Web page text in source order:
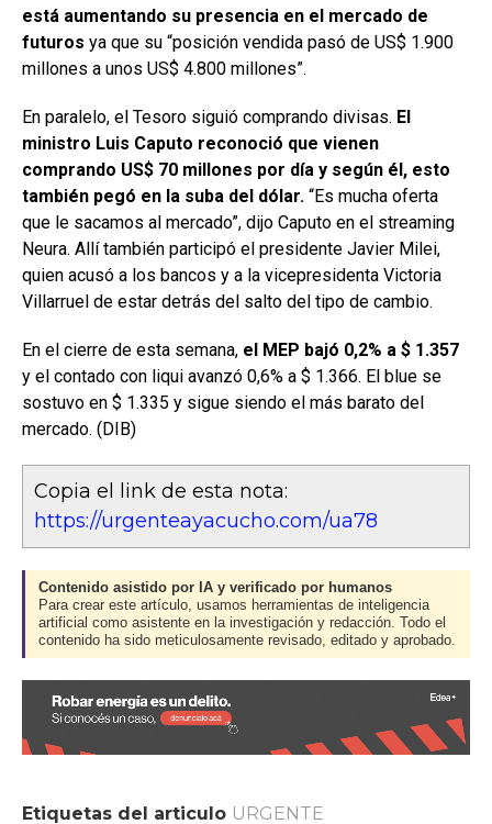
está aumentando su presencia en el mercado de
futuros ya que su “posición vendida pasó de US$ 1.900
millones a unos US$ 4.800 millones”.
En paralelo, el Tesoro siguió comprando divisas. El
ministro Luis Caputo reconoció que vienen
comprando US$ 70 millones por día y según él, esto
también pegó en la suba del dólar. “Es mucha oferta
que le sacamos al mercado”, dijo Caputo en el streaming
Neura. Allí también participó el presidente Javier Milei,
quien acusó a los bancos y a la vicepresidenta Victoria
Villarruel de estar detrás del salto del tipo de cambio.
En el cierre de esta semana, el MEP bajó 0,2% a $ 1.357
y el contado con liqui avanzó 0,6% a $ 1.366. El blue se
sostuvo en $ 1.335 y sigue siendo el más barato del
mercado. (DIB)
Copia el link de esta nota:
https://urgenteayacucho.com/ua78
Contenido asistido por IA y verificado por humanos
Para crear este artículo, usamos herramientas de inteligencia
artificial como asistente en la investigación y redacción. Todo el
contenido ha sido meticulosamente revisado, editado y aprobado.
Etiquetas del articulo URGENTE